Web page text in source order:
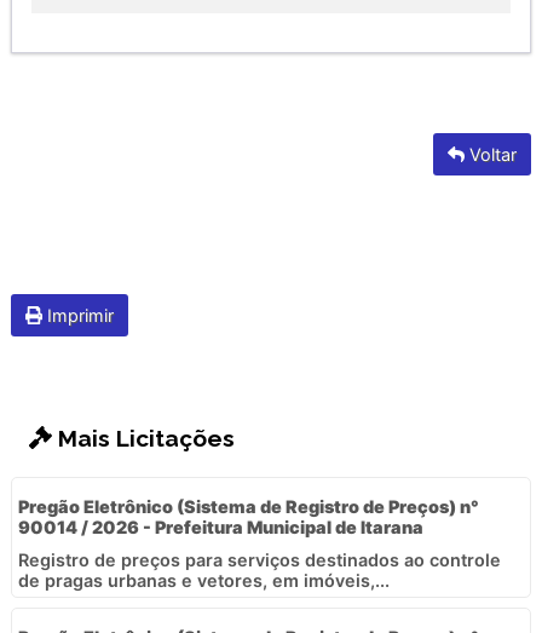
Voltar
Imprimir
Mais Licitações
Pregão Eletrônico (Sistema de Registro de Preços) n°
90014 / 2026 - Prefeitura Municipal de Itarana
Registro de preços para serviços destinados ao controle
de pragas urbanas e vetores, em imóveis,...